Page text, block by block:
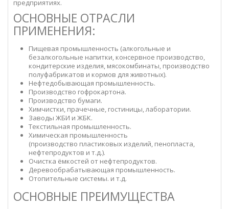
предприятиях.
ОСНОВНЫЕ ОТРАСЛИ
ПРИМЕНЕНИЯ:
Пищевая промышленность (алкогольные и
безалкогольные напитки, консервное производство,
кондитерские изделия, мясокомбинаты, производство
полуфабрикатов и кормов для животных).
Нефтедобывающая промышленность.
Производство гофрокартона.
Производство бумаги.
Химчистки, прачечные, гостиницы, лаборатории.
Заводы ЖБИ и ЖБК.
Текстильная промышленность.
Химическая промышленность
(производство пластиковых изделий, пенопласта,
нефтепродуктов и т.д.).
Очистка ёмкостей от нефтепродуктов.
Деревообрабатывающая промышленность.
Отопительные системы. и т.д.
ОСНОВНЫЕ ПРЕИМУЩЕСТВА